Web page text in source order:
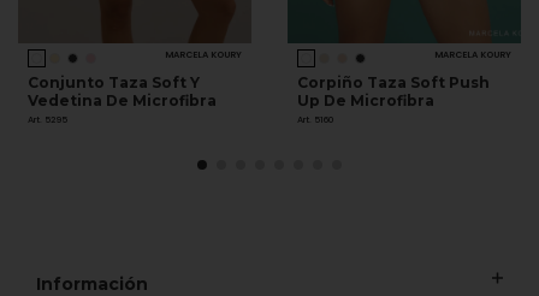
MARCELA KOURY
Conjunto Taza Soft Y
Vedetina De Microfibra
Art. 5295
MARCELA KOURY
Corpiño Taza Soft Push
Up De Microfibra
Art. 5160
Información